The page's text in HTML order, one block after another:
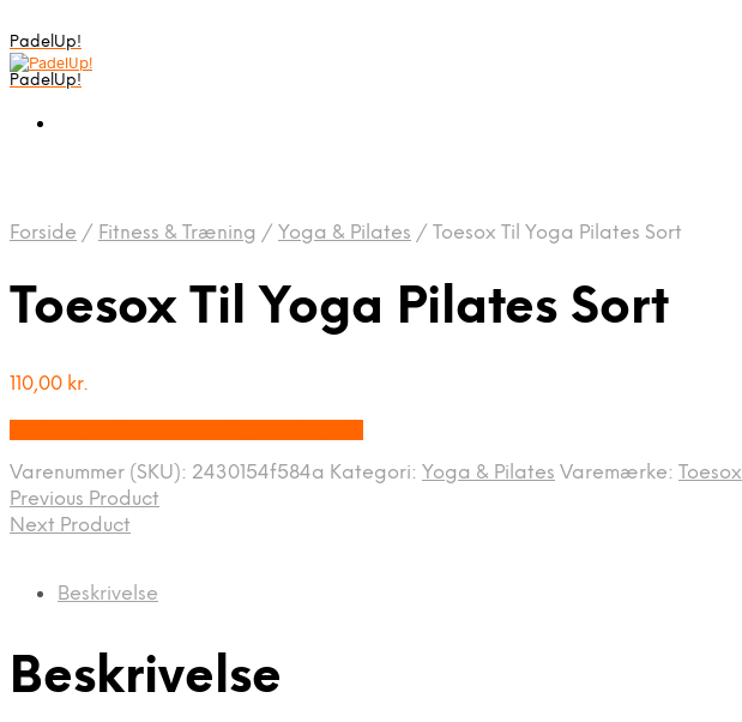
PadelUp!
PadelUp!
Forside / Fitness & Træning / Yoga & Pilates / Toesox Til Yoga Pilates Sort
Toesox Til Yoga Pilates Sort
110,00 kr.
Varenummer (SKU): 2430154f584a Kategori: Yoga & Pilates Varemærke: Toesox
Previous Product
Next Product
Beskrivelse
Beskrivelse